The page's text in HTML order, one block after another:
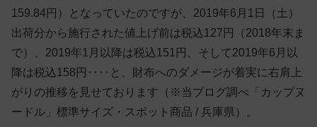
159.84円）となっていたのですが、2019年6月1日（土）
出荷分から施行された値上げ前は税込127円（2018年末ま
で）、2019年1月以降は税込151円、そして2019年6月以
降は税込158円‥‥と、財布へのダメージが着実に右肩上
がりの推移を見せております（※当ブログ調べ「カップヌ
ードル」標準サイズ・スポット商品 / 兵庫県）。